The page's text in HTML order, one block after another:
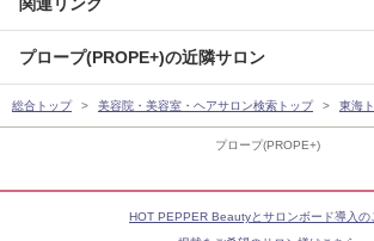
プロープ(PROPE+)
プロープ(PROPE+)の近隣サロン
総合トップ 美容院・美容室・ヘアサロン検索トップ 東海
HOT PEPPER Beautyとサロンボード導入の